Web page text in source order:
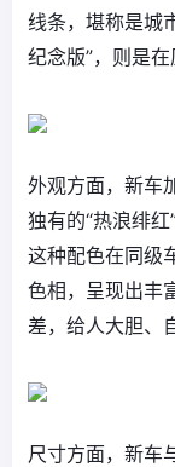
线条，堪称是城
纪念版”，则是
外观方面，新车
独有的“热浪绯
这种配色在同级
色相，呈现出丰
差，给人大胆、
尺寸方面，新车